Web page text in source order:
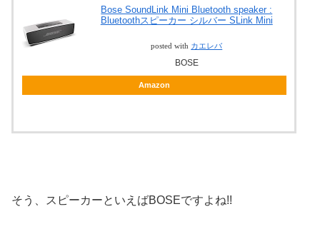
Bose SoundLink Mini Bluetooth speaker :
Bluetoothスピーカー シルバー SLink Mini
posted with カエレバ
BOSE
Amazon
そう、スピーカーといえばBOSEですよね!!